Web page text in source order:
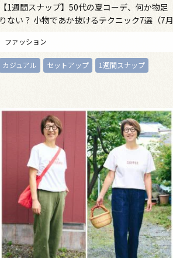
【1週間スナップ】50代の夏コーデ、何か物足
りない？ 小物であか抜けるテクニック7選（7月
ファッション
カジュアル セットアップ 1週間スナップ